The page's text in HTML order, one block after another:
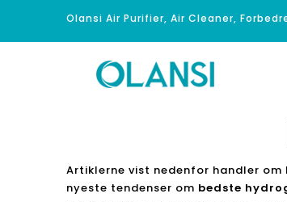
Olansi Air Purifier, Air Cleaner,
Artiklerne vist nedenfor handler om
nyeste tendenser om bedste